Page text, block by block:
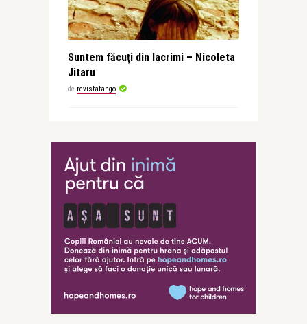
Suntem făcuţi din lacrimi – Nicoleta
Jitaru
de revistatango